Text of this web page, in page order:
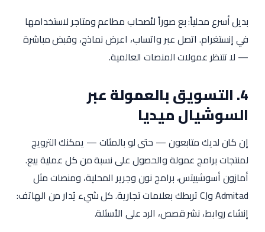
بديل أسرع محلياً: بع صوراً لأصحاب مطاعم ومتاجر لاستخدامها
في إنستغرام. اتصل عبر واتساب، اعرض نماذج، وقبض مباشرة
— لا تنتظر عمولات المنصات العالمية.
4. التسويق بالعمولة عبر
السوشيال ميديا
إن كان لديك متابعون — حتى لو بالمئات — يمكنك الترويج
لمنتجات برامج عمولة والحصول على نسبة من كل عملية بيع.
أمازون أسوشييتس، برامج نون وجرير المحلية، ومنصات مثل
Admitad وCJ تربطك بعلامات تجارية. كل شيء يُدار من الهاتف:
إنشاء روابط، نشر قصص، الرد على الأسئلة.